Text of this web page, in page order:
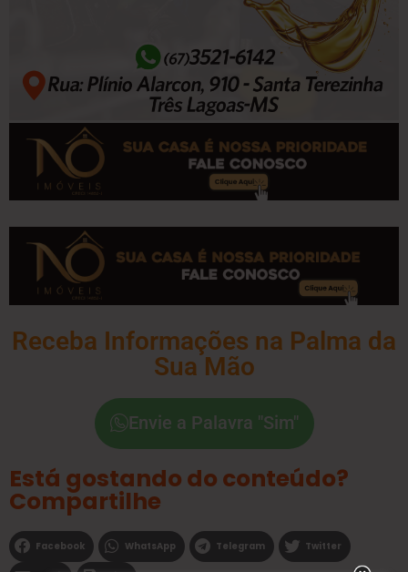
Receba Informações na Palma da
Sua Mão
Envie a Palavra "Sim"
Está gostando do conteúdo?
Compartilhe
Facebook WhatsApp Telegram Twitter